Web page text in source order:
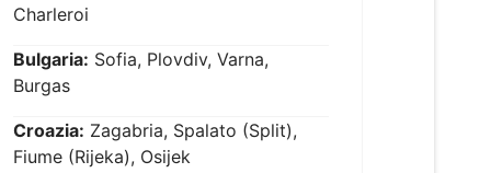
Charleroi
Bulgaria: Sofia, Plovdiv, Varna,
Burgas
Croazia: Zagabria, Spalato (Split),
Fiume (Rijeka), Osijek